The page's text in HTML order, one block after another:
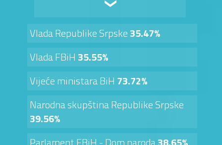
Vlada Republike Srpske35.47%
Vlada FBiH 35.55%
Vijeće ministara BiH 73.72%
Narodna skupština Republike Srpske
39.56%